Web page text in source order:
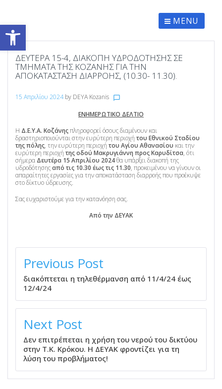
Ανοίξτε τη γραμμή εργαλείων MENU
ΔΕΥΤΈΡΑ 15-4, ΔΙΑΚΟΠΉ ΥΔΡΟΔΌΤΗΣΗΣ ΣΕ
ΤΜΉΜΑΤΑ ΤΗΣ ΚΟΖΆΝΗΣ ΓΙΑ ΤΗΝ
ΑΠΟΚΑΤΆΣΤΑΣΗ ΔΙΑΡΡΟΉΣ, (10.30- 11.30).
15 Απριλίου 2024 by DEYA Kozanis chat_bubble_outline
ΕΝΗΜΕΡΩΤΙΚΟ ΔΕΛΤΙΟ
Η Δ.Ε.Υ.Α. Κοζάνηςπληροφορεί όσους διαμένουν και
δραστηριοποιούνται στην ευρύτερη περιοχή του Εθνικού Σταδίου
της πόλης, την ευρύτερη περιοχή του Αγίου Αθανασίου και την
ευρύτερη περιοχή της οδού Μακρυγιάννη προς Καρυδίτσα, ότι
σήμερα Δευτέρα 15 Απριλίου 2024θα υπάρξει διακοπή της
υδροδότησηςαπό τις 10.30 έως τις 11.30, προκειμένου να γίνουν οι
απαραίτητες εργασίες για την αποκατάσταση διαρροής που προέκυψε
στο δίκτυο ύδρευσης.
Σας ευχαριστούμε για την κατανόηση σας.
Από την ΔΕΥΑΚ
ΠΛΟΉΓΗΣΗ
ΆΡΘΡΩΝ
Previous Post
διακόπτεται η τηλεθέρμανση από 11/4/24 έως
12/4/24
Next Post
Δεν επιτρέπεται η χρήση του νερού του δικτύου
στην Τ.Κ. Κρόκου. Η ΔΕΥΑΚ φροντίζει για τη
λύση του προβλήματος!